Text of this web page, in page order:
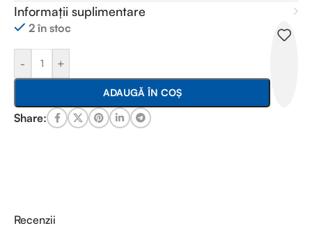
Informații suplimentare
2 în stoc
- +
ADAUGĂ ÎN COȘ
Share:
Recenzii